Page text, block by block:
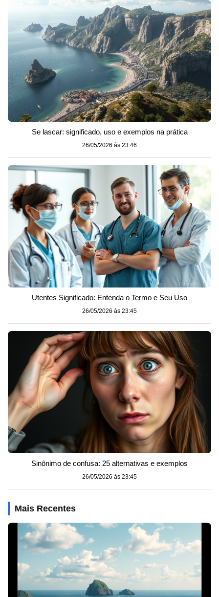
Se lascar: significado, uso e exemplos na prática
26/05/2026 às 23:46
Utentes Significado: Entenda o Termo e Seu Uso
26/05/2026 às 23:45
Sinônimo de confusa: 25 alternativas e exemplos
26/05/2026 às 23:45
Mais Recentes